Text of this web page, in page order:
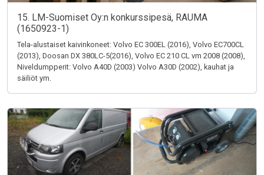
15. LM-Suomiset Oy:n konkurssipesä, RAUMA
(1650923-1)
Tela-alustaiset kaivinkoneet: Volvo EC 300EL (2016), Volvo EC700CL
(2013), Doosan DX 380LC-5(2016), Volvo EC 210 CL vm 2008 (2008),
Niveldumpperit: Volvo A40D (2003) Volvo A30D (2002), kauhat ja
säiliöt ym.